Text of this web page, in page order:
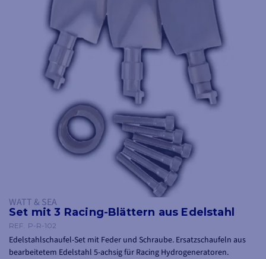
WATT & SEA
Set mit 3 Racing-Blättern aus Edelstahl
REF. P-R-102
Edelstahlschaufel-Set mit Feder und Schraube. Ersatzschaufeln aus
bearbeitetem Edelstahl 5-achsig für Racing Hydrogeneratoren.